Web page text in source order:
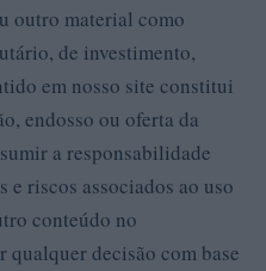
outro material como
de investimento,
em nosso site constitui
endosso ou oferta da
a responsabilidade
riscos associados ao uso
conteúdo no
qualquer decisão com base